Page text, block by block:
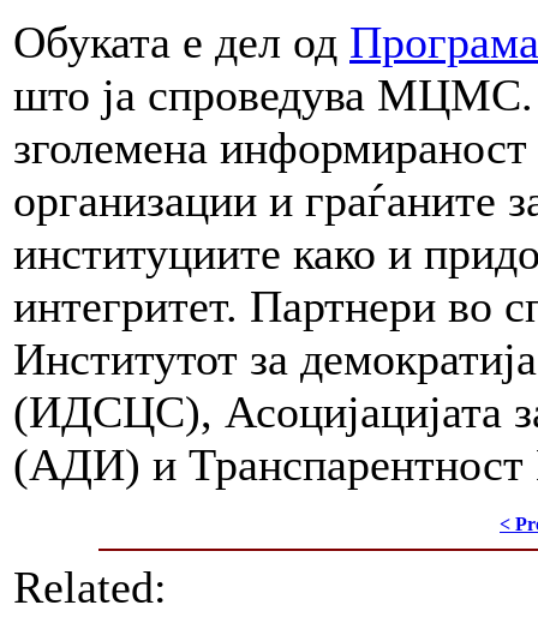
Обуката е дел од
што ја спроведува МЦМС.
зголемена
организации и граѓаните
институциите како и
интегритет. Партнери во
Институтот за
(ИДСЦС), Асоцијацијата
(АДИ) и Транспарентност
<
Related: